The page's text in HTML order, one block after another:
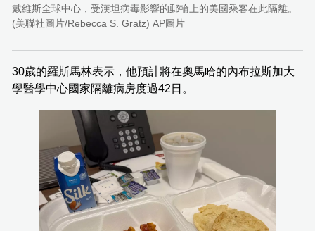
戴維斯全球中心，受漢坦病毒影響的郵輪上的美國乘客在此隔離。
(美聯社圖片/Rebecca S. Gratz) AP圖片
30歲的羅斯馬林表示，他預計將在奧馬哈的內布拉斯加大
學醫學中心國家隔離病房度過42日。